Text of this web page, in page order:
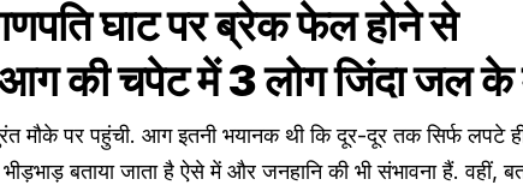
घाट पर ब्रेक फेल होने से
की चपेट में 3 लोग जिंदा जल के
मौके पर पहुंची. आग इतनी भयानक थी कि दूर-दूर तक सिर्फ लपटे
बताया जाता है ऐसे में और जनहानि की भी संभावना हैं. वहीं,